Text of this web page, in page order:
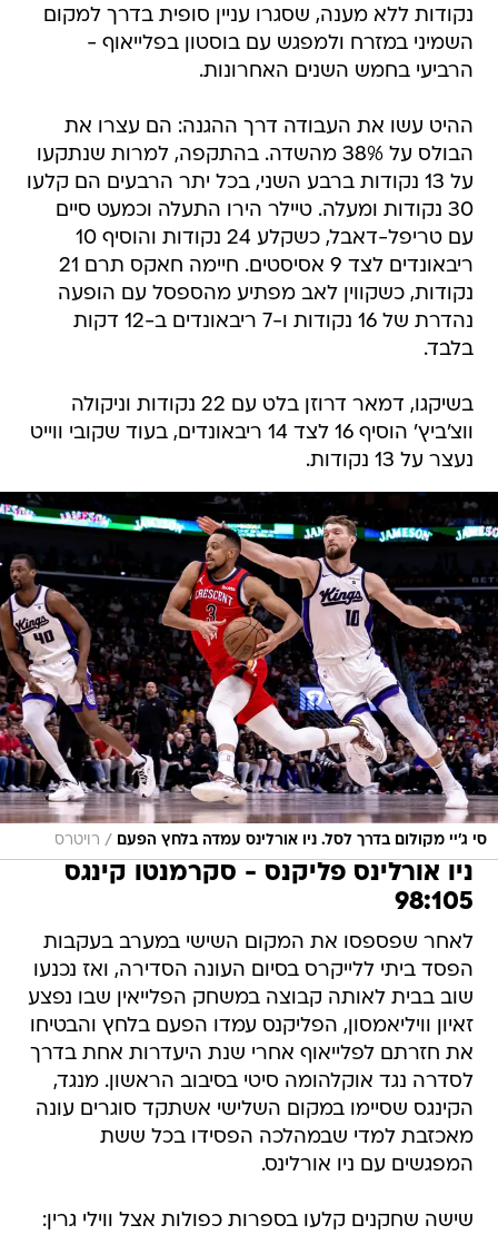
נקודות ללא מענה, שסגרו עניין סופית בדרך למקום
השמיני במזרח ולמפגש עם בוסטון בפלייאוף -
הרביעי בחמש השנים האחרונות.
ההיט עשו את העבודה דרך ההגנה: הם עצרו את
הבולס על 38% מהשדה. בהתקפה, למרות שנתקעו
על 13 נקודות ברבע השני, בכל יתר הרבעים הם קלעו
30 נקודות ומעלה. טיילר הירו התעלה וכמעט סיים
עם טריפל-דאבל, כשקלע 24 נקודות והוסיף 10
ריבאונדים לצד 9 אסיסטים. חיימה חאקס תרם 21
נקודות, כשקווין לאב מפתיע מהספסל עם הופעה
נהדרת של 16 נקודות ו-7 ריבאונדים ב-12 דקות
בלבד.
בשיקגו, דמאר דרוזן בלט עם 22 נקודות וניקולה
ווצ'ביץ' הוסיף 16 לצד 14 ריבאונדים, בעוד שקובי ווייט
נעצר על 13 נקודות.
סי ג'יי מקולום בדרך לסל. ניו אורלינס עמדה בלחץ הפעם / רויטרס
ניו אורלינס פליקנס - סקרמנטו קינגס
98:105
לאחר שפספסו את המקום השישי במערב בעקבות
הפסד ביתי ללייקרס בסיום העונה הסדירה, ואז נכנעו
שוב בבית לאותה קבוצה במשחק הפלייאין שבו נפצע
זאיון וויליאמסון, הפליקנס עמדו הפעם בלחץ והבטיחו
את חזרתם לפלייאוף אחרי שנת היעדרות אחת בדרך
לסדרה נגד אוקלהומה סיטי בסיבוב הראשון. מנגד,
הקינגס שסיימו במקום השלישי אשתקד סוגרים עונה
מאכזבת למדי שבמהלכה הפסידו בכל ששת
המפגשים עם ניו אורלינס.
שישה שחקנים קלעו בספרות כפולות אצל ווילי גרין: